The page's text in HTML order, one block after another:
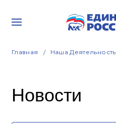
Главная Наша Деятельность
Новости